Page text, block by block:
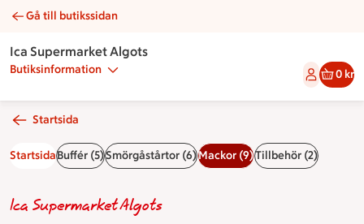
Mackor | Catering Ica Supermarket Algots
Gå till butikssidan
Ica Supermarket Algots
Butiksinformation 0 kr
Startsida
StartsidaBuffér (5)Smörgåstårtor (6)Mackor (9)Tillbehör (2)
Ica Supermarket Algots